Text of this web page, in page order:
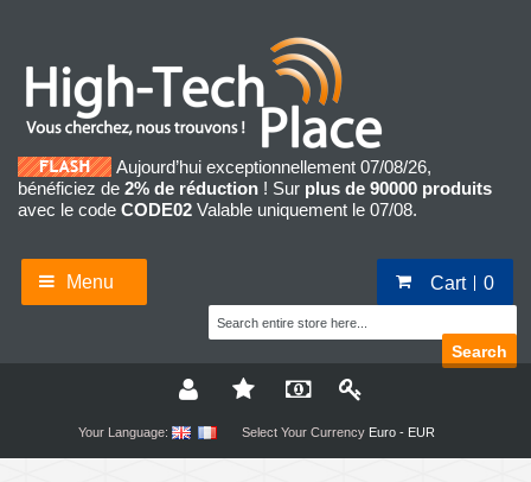
Aujourd’hui exceptionnellement 07/08/26,
bénéficiez de 2% de réduction ! Sur plus de 90000 produits
avec le code CODE02 Valable uniquement le 07/08.
Menu Cart 0
Search
Your Language: Select Your Currency Euro - EUR